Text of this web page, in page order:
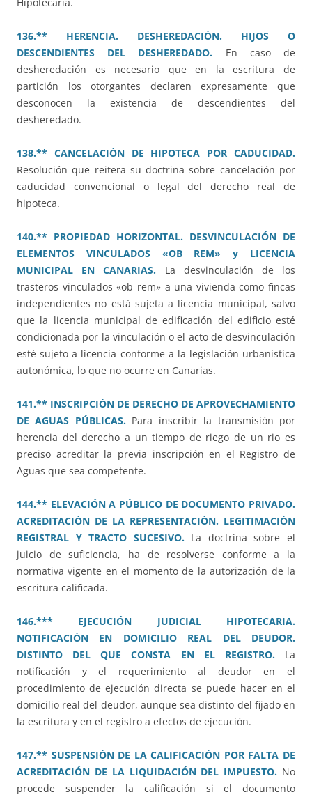
136.** HERENCIA. DESHEREDACIÓN. HIJOS O
DESCENDIENTES DEL DESHEREDADO. En caso de
desheredación es necesario que en la escritura de
partición los otorgantes declaren expresamente que
desconocen la existencia de descendientes del
desheredado.
138.** CANCELACIÓN DE HIPOTECA POR CADUCIDAD.
Resolución que reitera su doctrina sobre cancelación por
caducidad convencional o legal del derecho real de
hipoteca.
140.** PROPIEDAD HORIZONTAL. DESVINCULACIÓN DE
ELEMENTOS VINCULADOS «OB REM» y LICENCIA
MUNICIPAL EN CANARIAS. La desvinculación de los
trasteros vinculados «ob rem» a una vivienda como fincas
independientes no está sujeta a licencia municipal, salvo
que la licencia municipal de edificación del edificio esté
condicionada por la vinculación o el acto de desvinculación
esté sujeto a licencia conforme a la legislación urbanística
autonómica, lo que no ocurre en Canarias.
141.** INSCRIPCIÓN DE DERECHO DE APROVECHAMIENTO
DE AGUAS PÚBLICAS.Para inscribir la transmisión por
herencia del derecho a un tiempo de riego de un rio es
preciso acreditar la previa inscripción en el Registro de
Aguas que sea competente.
144.** ELEVACIÓN A PÚBLICO DE DOCUMENTO PRIVADO.
ACREDITACIÓN DE LA REPRESENTACIÓN. LEGITIMACIÓN
REGISTRAL Y TRACTO SUCESIVO.La doctrina sobre el
juicio de suficiencia, ha de resolverse conforme a la
normativa vigente en el momento de la autorización de la
escritura calificada.
146.*** EJECUCIÓN JUDICIAL HIPOTECARIA.
NOTIFICACIÓN EN DOMICILIO REAL DEL DEUDOR.
DISTINTO DEL QUE CONSTA EN EL REGISTRO.La
notificación y el requerimiento al deudor en el
procedimiento de ejecución directa se puede hacer en el
domicilio real del deudor, aunque sea distinto del fijado en
la escritura y en el registro a efectos de ejecución.
147.** SUSPENSIÓN DE LA CALIFICACIÓN POR FALTA DE
ACREDITACIÓN DE LA LIQUIDACIÓN DEL IMPUESTO. No
procede suspender la calificación si el documento